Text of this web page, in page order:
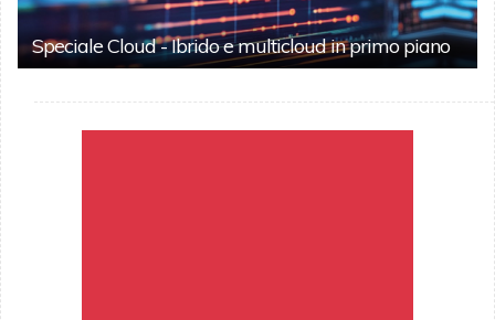
Speciale Cloud - Ibrido e multicloud in primo piano